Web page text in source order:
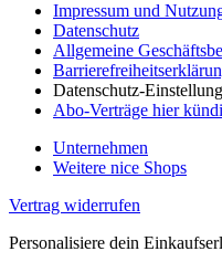
Impressum und
Datenschutz
Allgemeine
Datenschutz-
Abo-Verträge hier
Unternehmen
Weitere nice Shops
Vertrag widerrufen
Personalisiere dein